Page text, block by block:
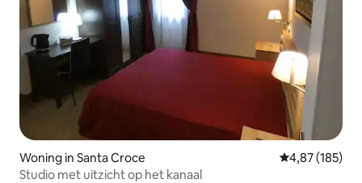
Woning in Santa Croce Gemiddelde
4,87 (185)
Studio met uitzicht op het kanaal